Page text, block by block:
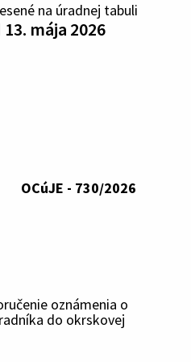
na úradnej tabuli
13. mája 2026
OCúJE - 730/2026
oznámenia o
do okrskovej